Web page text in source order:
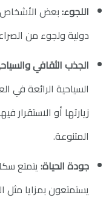
اللجوء:بعض الأشخاص
دولية ولجوء من
الجذب الثقافي
السياحية الرائعة في
زيارتها أو الاستقرار
المتنوعة.
جودة الحياة:يتمتع
يستمتعون بمزايا مثل